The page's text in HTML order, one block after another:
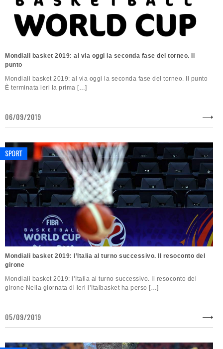
Mondiali basket 2019: al via oggi la seconda fase del torneo. Il
punto
Mondiali basket 2019: al via oggi la seconda fase del torneo. Il punto
È terminata ieri la prima […]
06/09/2019
SPORT
Mondiali basket 2019: l’Italia al turno successivo. Il resoconto del
girone
Mondiali basket 2019: l’Italia al turno successivo. Il resoconto del
girone Nella giornata di ieri l’Italbasket ha perso […]
05/09/2019